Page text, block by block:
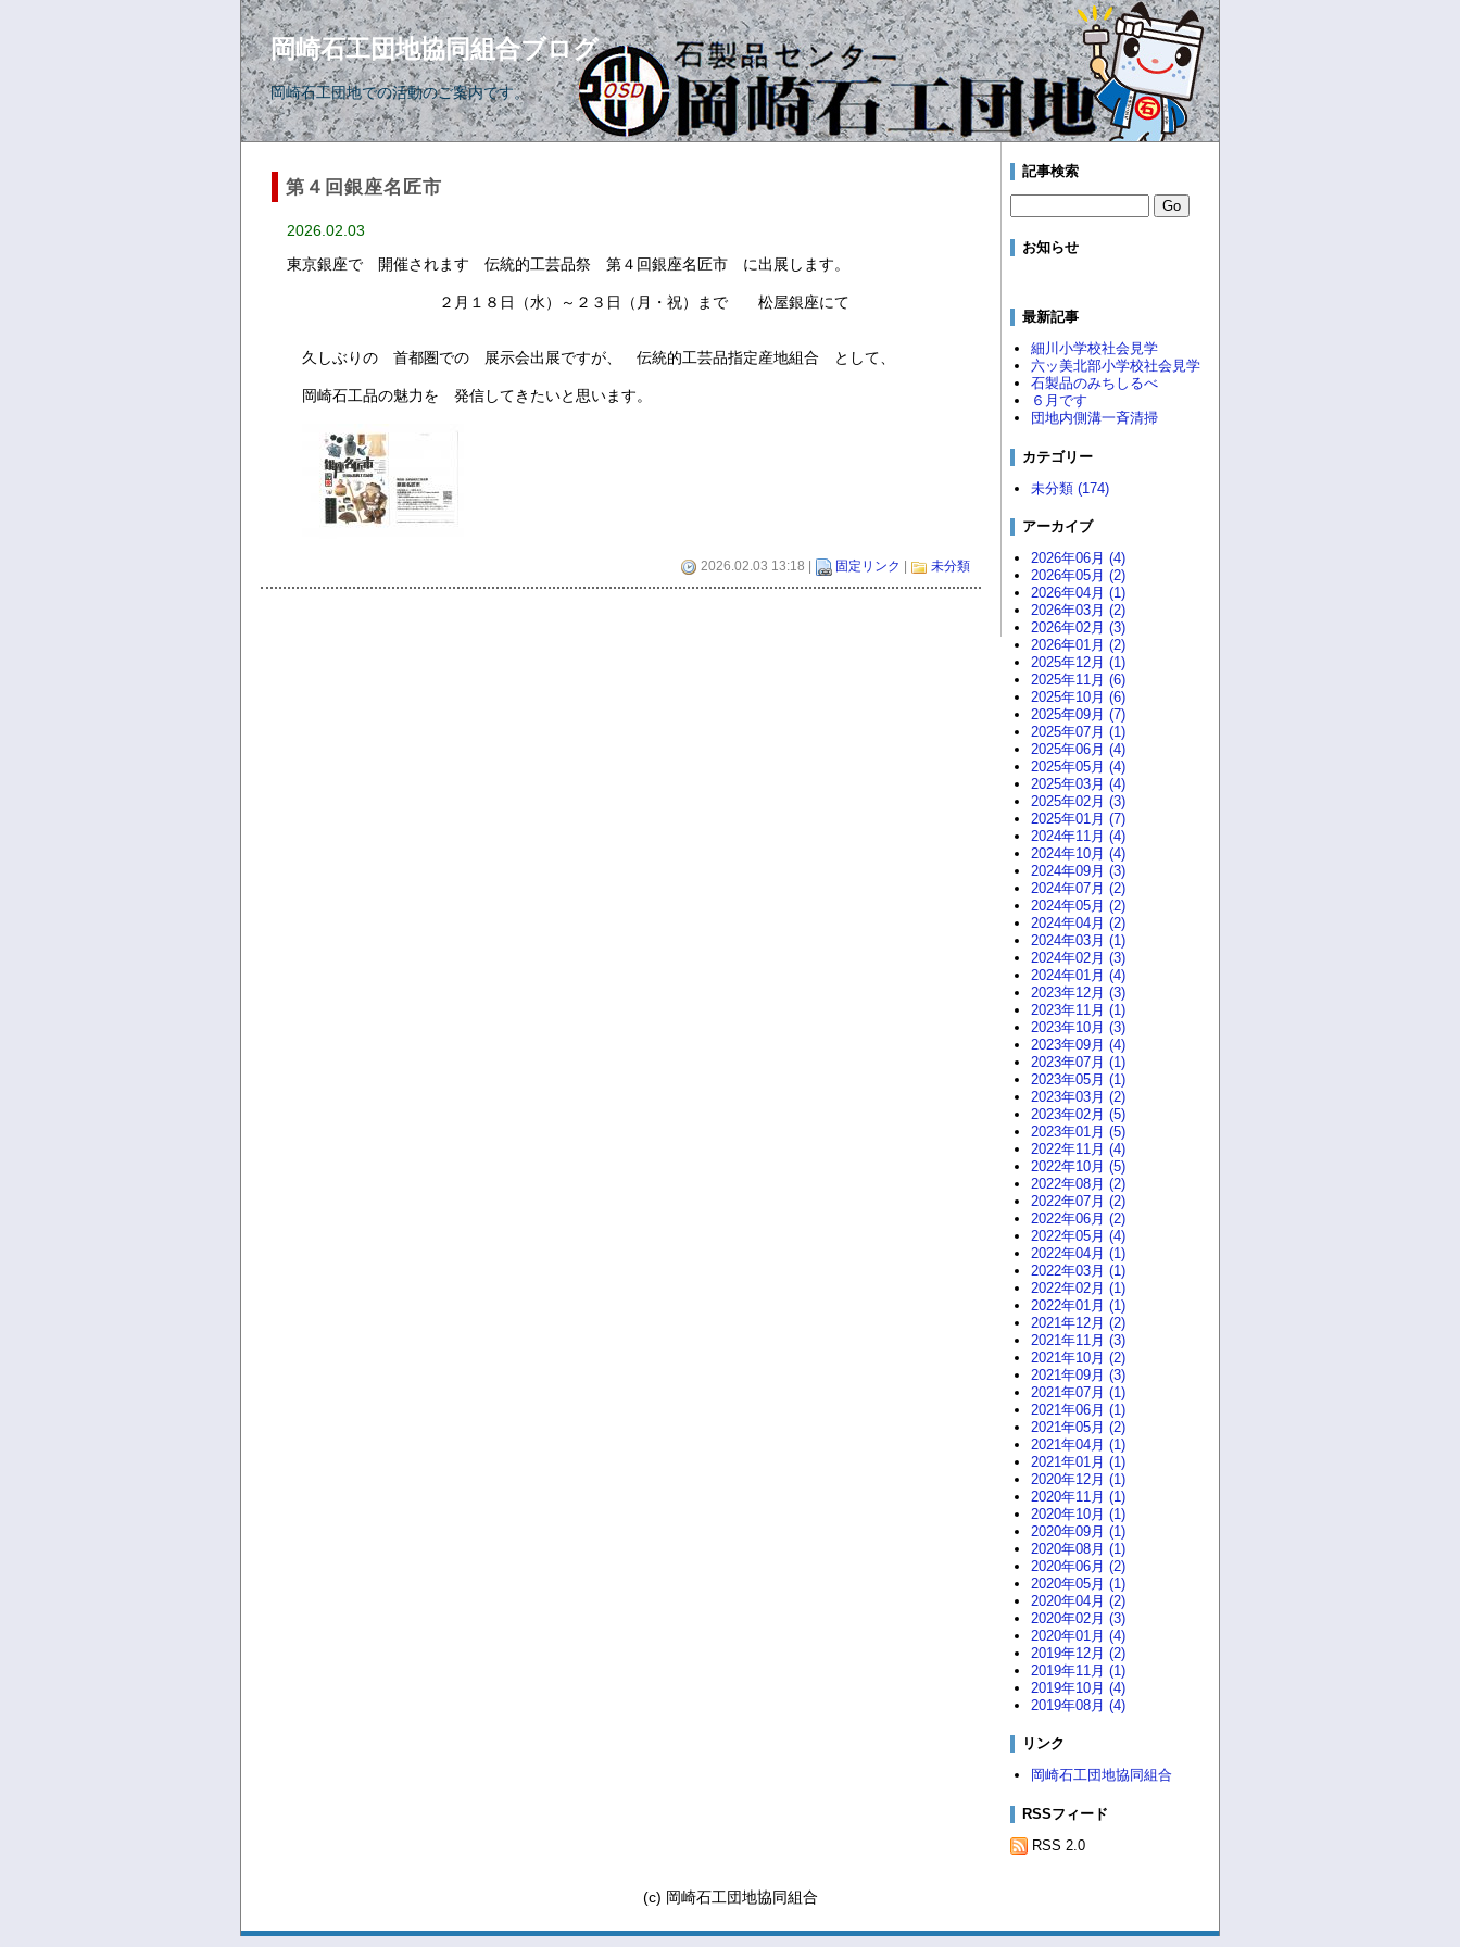
岡崎石工団地協同組合ブログ
岡崎石工団地での活動のご案内です。
第４回銀座名匠市
2026.02.03
東京銀座で 開催されます 伝統的工芸品祭 第４回銀座名匠市 に出展します。
２月１８日（水）～２３日（月・祝）まで 松屋銀座にて
久しぶりの 首都圏での 展示会出展ですが、 伝統的工芸品指定産地組合 として、
岡崎石工品の魅力を 発信してきたいと思います。
2026.02.03 13:18 | 固定リンク 未分類
記事検索
お知らせ
最新記事
細川小学校社会見学
六ッ美北部小学校社会見学
石製品のみちしるべ
６月です
団地内側溝一斉清掃
カテゴリー
未分類 (174)
アーカイブ
2026年06月 (4)
2026年05月 (2)
2026年04月 (1)
2026年03月 (2)
2026年02月 (3)
2026年01月 (2)
2025年12月 (1)
2025年11月 (6)
2025年10月 (6)
2025年09月 (7)
2025年07月 (1)
2025年06月 (4)
2025年05月 (4)
2025年03月 (4)
2025年02月 (3)
2025年01月 (7)
2024年11月 (4)
2024年10月 (4)
2024年09月 (3)
2024年07月 (2)
2024年05月 (2)
2024年04月 (2)
2024年03月 (1)
2024年02月 (3)
2024年01月 (4)
2023年12月 (3)
2023年11月 (1)
2023年10月 (3)
2023年09月 (4)
2023年07月 (1)
2023年05月 (1)
2023年03月 (2)
2023年02月 (5)
2023年01月 (5)
2022年11月 (4)
2022年10月 (5)
2022年08月 (2)
2022年07月 (2)
2022年06月 (2)
2022年05月 (4)
2022年04月 (1)
2022年03月 (1)
2022年02月 (1)
2022年01月 (1)
2021年12月 (2)
2021年11月 (3)
2021年10月 (2)
2021年09月 (3)
2021年07月 (1)
2021年06月 (1)
2021年05月 (2)
2021年04月 (1)
2021年01月 (1)
2020年12月 (1)
2020年11月 (1)
2020年10月 (1)
2020年09月 (1)
2020年08月 (1)
2020年06月 (2)
2020年05月 (1)
2020年04月 (2)
2020年02月 (3)
2020年01月 (4)
2019年12月 (2)
2019年11月 (1)
2019年10月 (4)
2019年08月 (4)
リンク
岡崎石工団地協同組合
RSSフィード
RSS 2.0
(c) 岡崎石工団地協同組合